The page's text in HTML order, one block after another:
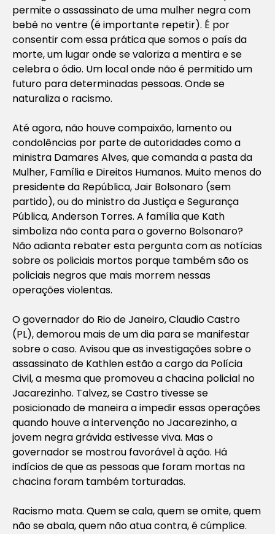
permite o assassinato de uma mulher negra com
bebê no ventre (é importante repetir). É por
consentir com essa prática que somos o país da
morte, um lugar onde se valoriza a mentira e se
celebra o ódio. Um local onde não é permitido um
futuro para determinadas pessoas. Onde se
naturaliza o racismo.
Até agora, não houve compaixão, lamento ou
condolências por parte de autoridades como a
ministra Damares Alves, que comanda a pasta da
Mulher, Família e Direitos Humanos. Muito menos do
presidente da República, Jair Bolsonaro (sem
partido), ou do ministro da Justiça e Segurança
Pública, Anderson Torres. A família que Kath
simboliza não conta para o governo Bolsonaro?
Não adianta rebater esta pergunta com as notícias
sobre os policiais mortos porque também são os
policiais negros que mais morrem nessas
operações violentas.
O governador do Rio de Janeiro, Claudio Castro
(PL), demorou mais de um dia para se manifestar
sobre o caso. Avisou que as investigações sobre o
assassinato de Kathlen estão a cargo da Polícia
Civil, a mesma que promoveu a chacina policial no
Jacarezinho. Talvez, se Castro tivesse se
posicionado de maneira a impedir essas operações
quando houve a intervenção no Jacarezinho, a
jovem negra grávida estivesse viva. Mas o
governador se mostrou favorável à ação. Há
indícios de que as pessoas que foram mortas na
chacina foram também torturadas.
Racismo mata. Quem se cala, quem se omite, quem
não se abala, quem não atua contra, é cúmplice.